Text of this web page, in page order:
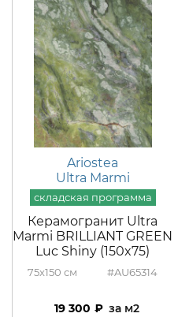
Ariostea
Ultra Marmi
Керамогранит Ultra
Marmi BRILLIANT GREEN
Luc Shiny (150x75)
75x150 #AU65314
19 300 м2